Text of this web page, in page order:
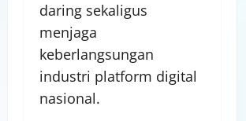
daring sekaligus
menjaga
keberlangsungan
industri platform digital
nasional.